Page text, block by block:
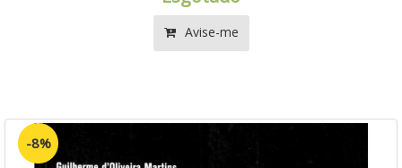
Avise-me
-8%